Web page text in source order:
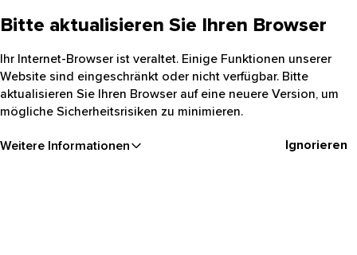
Bitte aktualisieren Sie Ihren Browser
Ihr Internet-Browser ist veraltet. Einige Funktionen unserer
Website sind eingeschränkt oder nicht verfügbar. Bitte
aktualisieren Sie Ihren Browser auf eine neuere Version, um
mögliche Sicherheitsrisiken zu minimieren.
Weitere Informationen Ignorieren